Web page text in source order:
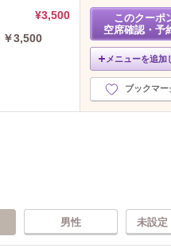
¥3,500
3,500
このクーポ
空席確認・予
メニューを追加
ブックマー
男性 未設定